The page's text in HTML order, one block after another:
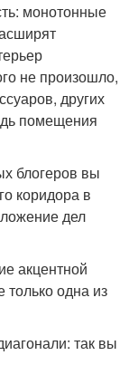
монотонные
не произошло,
других
помещения
блогеров вы
коридора в
дел
акцентной
одна из
так вы